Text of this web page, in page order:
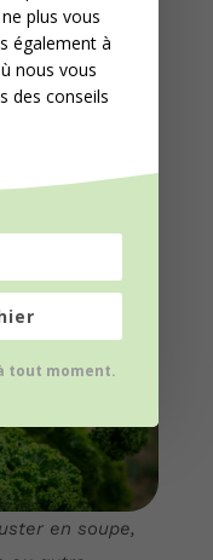
plein en ce
longues et
partie de
en soupe,
plus vous
également à
nous vous
des conseils
tout moment.